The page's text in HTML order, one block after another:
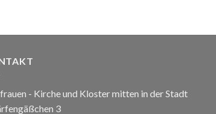
- Kirche und Kloster mitten in der Stadt
3